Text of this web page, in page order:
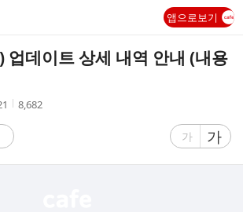
앱으로보기
업데이트 상세 내역 안내 (내용
조
8,682
글
가
글
자
가